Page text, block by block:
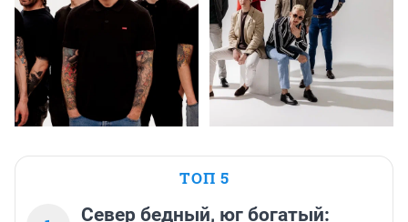
ТОП 5
Север бедный, юг богатый: